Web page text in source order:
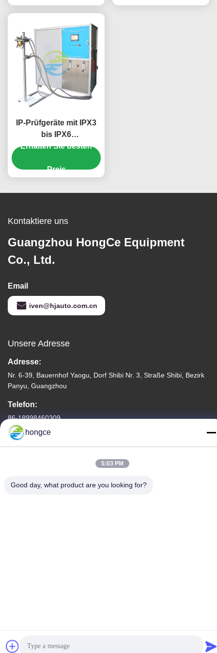
IP-Prüfgeräte mit IPX3
bis IPX6
Wasserdichtigkeitsprüfgeräten
einstellbarem
Erhalten Sie besten
Preis
Kontaktiere uns
Guangzhou HongCe Equipment
Co., Ltd.
Email
iven@hjauto.com.cn
Unsere Adresse
Adresse:
Nr. 6-39, Bauernhof Yaogu, Dorf Shibi Nr. 3, Straße Shibi, Bezirk
Panyu, Guangzhou
Telefon:
86-18998460309
Gute Qualität Chinas Iec-Testgerät Lieferant. Copyright-© -2026
hongce
5:03 PM
Good day, what product are you looking for?